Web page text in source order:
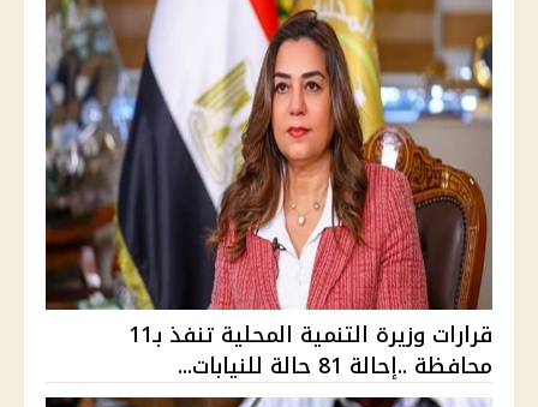
قرارات وزيرة التنمية المحلية تنفذ بـ11
محافظة ..إحالة 81 حالة للنيابات...